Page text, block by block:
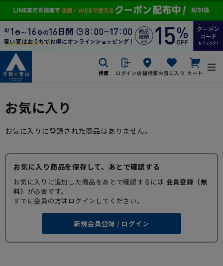
検索 ログイン店舗検索お気に入り カート
お気に入り
お気に入りに登録された商品はありません。
お気に入り商品を保存して、あとで確認する
お気に入りに追加した商品をあとで確認するには 会員登録（無
料） が必要です。
すでに会員の方はログインしてください。
新規会員登録 / ログイン